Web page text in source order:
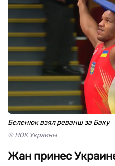
Беленюк взял реванш за Баку
© НОК Украины
Жан принес